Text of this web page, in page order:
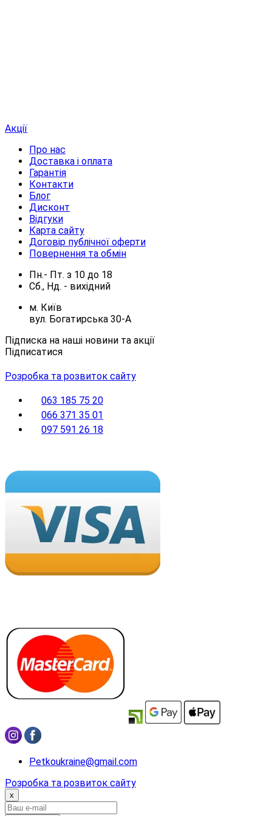
Акції
Про нас
Доставка і оплата
Гарантія
Контакти
Блог
Дисконт
Відгуки
Карта сайту
Договір публічної оферти
Повернення та обмін
Пн.- Пт. з 10 до 18
Сб., Нд. - вихідний
м. Київ
вул. Богатирська 30-А
Підписка на наші новини та акції
Підписатися
Розробка та розвиток сайту
063 185 75 20
066 371 35 01
097 591 26 18
Petkoukraine@gmail.com
Розробка та розвиток сайту
x